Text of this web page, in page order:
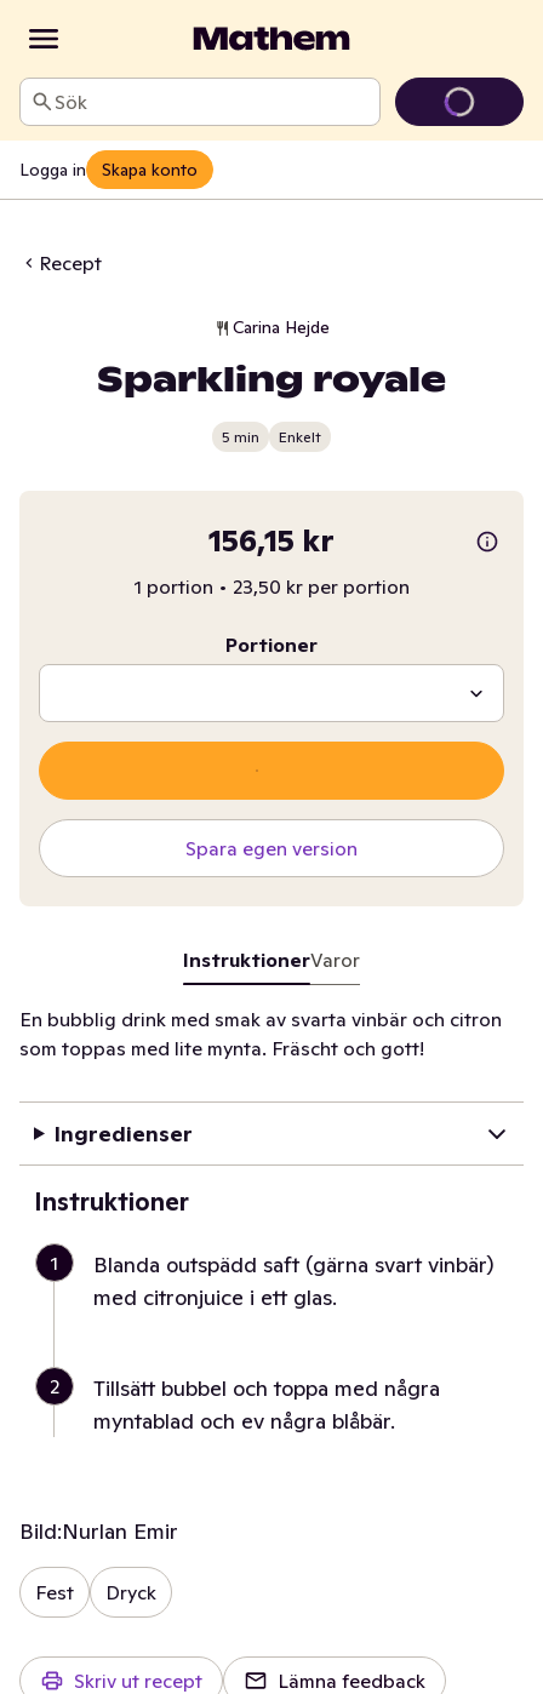
Sök
Logga in Skapa konto
Recept
Carina Hejde
Sparkling royale
5 min Enkelt
156,15 kr
1 portion • 23,50 kr per portion
Portioner
Spara egen version
InstruktionerVaror
En bubblig drink med smak av svarta vinbär och citron
som toppas med lite mynta. Fräscht och gott!
Ingredienser
Instruktioner
1
Blanda outspädd saft (gärna svart vinbär)
med citronjuice i ett glas.
2
Tillsätt bubbel och toppa med några
myntablad och ev några blåbär.
Bild:Nurlan Emir
Fest Dryck
Skriv ut recept Lämna feedback